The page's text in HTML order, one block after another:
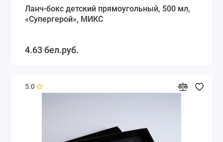
Ланч-бокс детский прямоугольный, 500 мл,
«Супергерой», МИКС
4.63 бел.руб.
5.0